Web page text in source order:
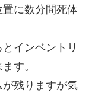
に数分間死体
インベントリ
す。
残りますが気